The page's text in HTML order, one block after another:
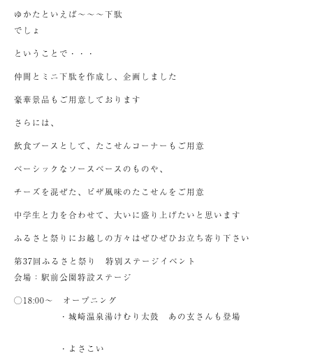
ゆかたといえば～～～下駄
でしょ
ということで・・・
仲間とミニ下駄を作成し、企画しました
豪華景品もご用意しております
さらには、
飲食ブースとして、たこせんコーナーもご用意
ベーシックなソースベースのものや、
チーズを混ぜた、ピザ風味のたこせんをご用意
中学生と力を合わせて、大いに盛り上げたいと思います
ふるさと祭りにお越しの方々はぜひぜひお立ち寄り下さい
第37回ふるさと祭り 特別ステージイベント
会場：駅前公園特設ステージ
◯18:00～ オープニング
・城崎温泉湯けむり太鼓 あの玄さんも登場
・よさこい